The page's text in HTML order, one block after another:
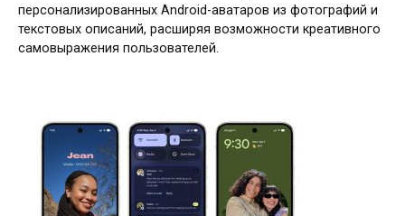
персонализированных Android-аватаров из фотографий и
текстовых описаний, расширяя возможности креативного
самовыражения пользователей.